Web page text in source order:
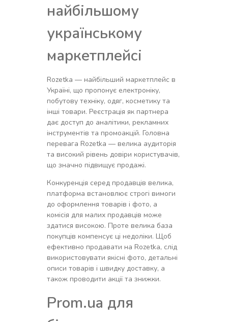
найбільшому
українському
маркетплейсі
Rozetka — найбільший маркетплейс в
Україні, що пропонує електроніку,
побутову техніку, одяг, косметику та
інші товари. Реєстрація як партнера
дає доступ до аналітики, рекламних
інструментів та промоакцій. Головна
перевага Rozetka — велика аудиторія
та високий рівень довіри користувачів,
що значно підвищує продажі.
Конкуренція серед продавців велика,
платформа встановлює строгі вимоги
до оформлення товарів і фото, а
комісія для малих продавців може
здатися високою. Проте велика база
покупців компенсує ці недоліки. Щоб
ефективно продавати на Rozetka, слід
використовувати якісні фото, детальні
описи товарів і швидку доставку, а
також проводити акції та знижки.
Prom.ua для